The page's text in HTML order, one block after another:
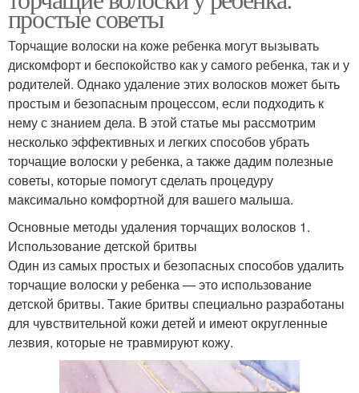
простые советы
Торчащие волоски на коже ребенка могут вызывать
дискомфорт и беспокойство как у самого ребенка, так и у
родителей. Однако удаление этих волосков может быть
простым и безопасным процессом, если подходить к
нему с знанием дела. В этой статье мы рассмотрим
несколько эффективных и легких способов убрать
торчащие волоски у ребенка, а также дадим полезные
советы, которые помогут сделать процедуру
максимально комфортной для вашего малыша.
Основные методы удаления торчащих волосков 1.
Использование детской бритвы
Один из самых простых и безопасных способов удалить
торчащие волоски у ребенка — это использование
детской бритвы. Такие бритвы специально разработаны
для чувствительной кожи детей и имеют округленные
лезвия, которые не травмируют кожу.